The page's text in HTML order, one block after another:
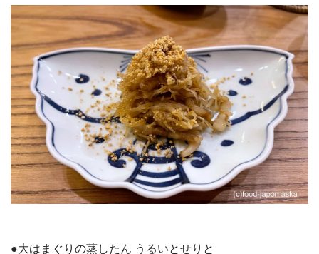
●大はまぐりの蒸したん うるいとせりと